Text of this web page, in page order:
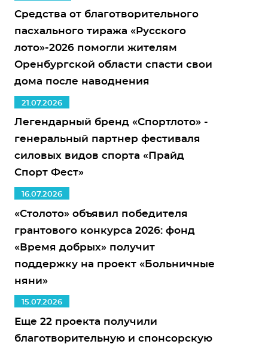
Средства от благотворительного
пасхального тиража «Русского
лото»-2026 помогли жителям
Оренбургской области спасти свои
дома после наводнения
21.07.2026
Легендарный бренд «Спортлото» -
генеральный партнер фестиваля
силовых видов спорта «Прайд
Спорт Фест»
16.07.2026
«Столото» объявил победителя
грантового конкурса 2026: фонд
«Время добрых» получит
поддержку на проект «Больничные
няни»
15.07.2026
Еще 22 проекта получили
благотворительную и спонсорскую